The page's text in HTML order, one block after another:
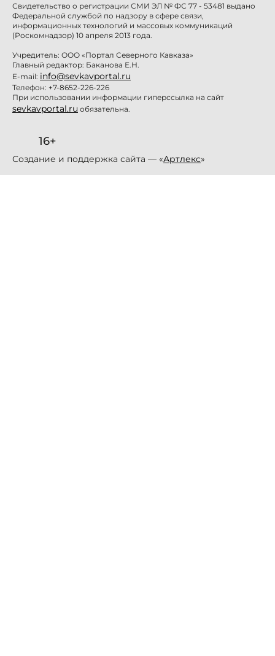
Свидетельство о регистрации СМИ ЭЛ № ФС 77 - 53481 выдано
Федеральной службой по надзору в сфере связи,
информационных технологий и массовых коммуникаций
(Роскомнадзор) 10 апреля 2013 года.
Учредитель: ООО «Портал Северного Кавказа»
Главный редактор: Баканова Е.Н.
E-mail: info@sevkavportal.ru
Телефон: +7-8652-226-226
При использовании информации гиперссылка на сайт
sevkavportal.ru обязательна.
16+
Создание и поддержка сайта — «Артлекс»